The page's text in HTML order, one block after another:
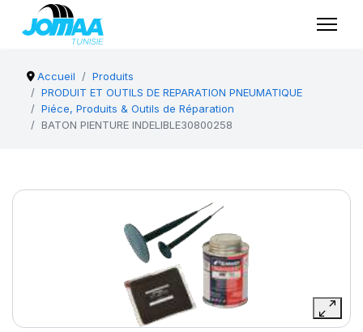
Accueil
Produits
PRODUIT ET OUTILS DE REPARATION PNEUMATIQUE
Piéce, Produits & Outils de Réparation
BATON PIENTURE INDELIBLE30800258